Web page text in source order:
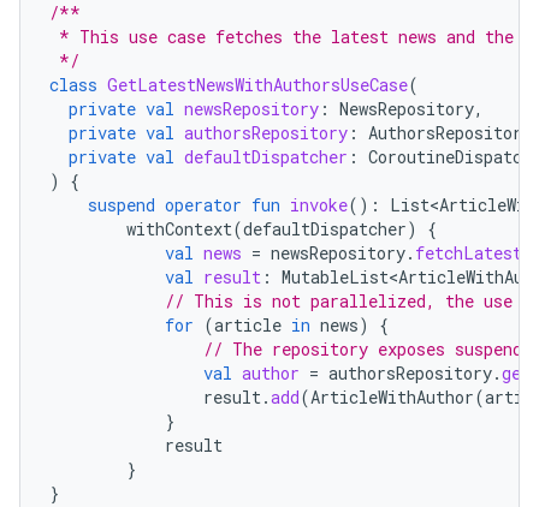
/**
* This use case fetches the latest news and the
*/
class GetLatestNewsWithAuthorsUseCase(
private val newsRepository : NewsRepository,
private val authorsRepository : AuthorsRepository
private val defaultDispatcher :
)
{
suspend operator fun invoke():
withContext(defaultDispatcher)
{
val news = newsRepository.
val result :
// This is not parallelized, the use
for (article in news)
{
// The repository exposes suspend
val author = authorsRepository.
result.add(ArticleWithAuthor(
}
result
}
}